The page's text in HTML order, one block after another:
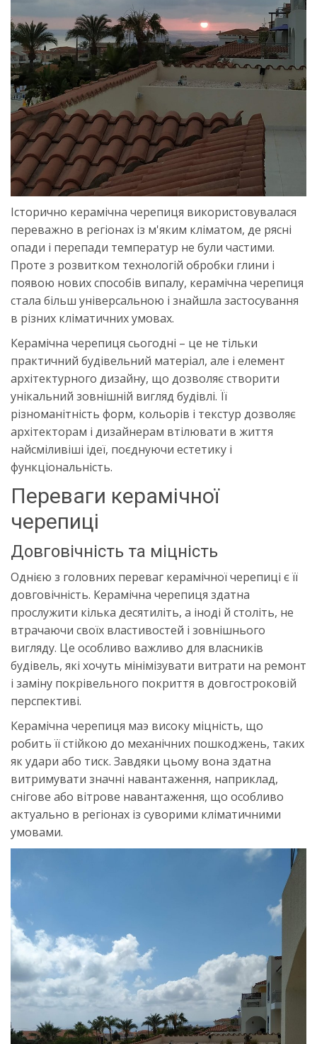
Історично керамічна черепиця використовувалася
переважно в регіонах із м'яким кліматом, де рясні
опади і перепади температур не були частими.
Проте з розвитком технологій обробки глини і
появою нових способів випалу, керамічна черепиця
стала більш універсальною і знайшла застосування
в різних кліматичних умовах.
Керамічна черепиця сьогодні – це не тільки
практичний будівельний матеріал, але і елемент
архітектурного дизайну, що дозволяє створити
унікальний зовнішній вигляд будівлі. Її
різноманітність форм, кольорів і текстур дозволяє
архітекторам і дизайнерам втілювати в життя
найсміливіші ідеї, поєднуючи естетику і
функціональність.
Переваги керамічної
черепиці
Довговічність та міцність
Однією з головних переваг керамічної черепиці є її
довговічність. Керамічна черепиця здатна
прослужити кілька десятиліть, а іноді й століть, не
втрачаючи своїх властивостей і зовнішнього
вигляду. Це особливо важливо для власників
будівель, які хочуть мінімізувати витрати на ремонт
і заміну покрівельного покриття в довгостроковій
перспективі.
Керамічна черепиця маэ високу міцність, що
робить її стійкою до механічних пошкоджень, таких
як удари або тиск. Завдяки цьому вона здатна
витримувати значні навантаження, наприклад,
снігове або вітрове навантаження, що особливо
актуально в регіонах із суворими кліматичними
умовами.